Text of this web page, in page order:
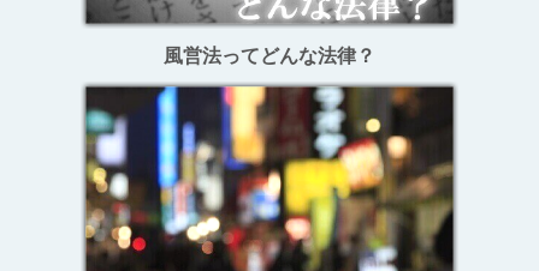
風営法ってどんな法律？